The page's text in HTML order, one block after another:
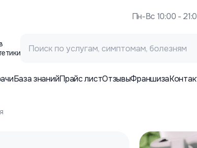
Пн-Вс 10:00 -
База знанийПрайс листОтзывыФраншиза